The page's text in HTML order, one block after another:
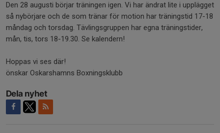
Den 28 augusti börjar träningen igen. Vi har ändrat lite i upplägget
så nybörjare och de som tränar för motion har träningstid 17-18
måndag och torsdag. Tävlingsgruppen har egna träningstider,
mån, tis, tors 18-19.30. Se kalendern!
Hoppas vi ses där!
önskar Oskarshamns Boxningsklubb
Dela nyhet